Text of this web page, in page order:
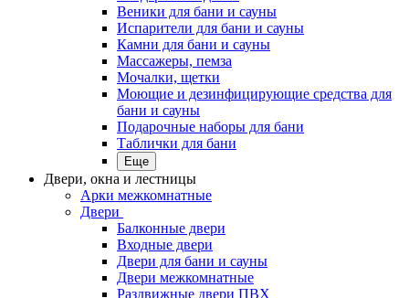
Веники для бани и сауны
Испарители для бани и сауны
Камни для бани и сауны
Массажеры, пемза
Мочалки, щетки
Моющие и дезинфицирующие средства для
бани и сауны
Подарочные наборы для бани
Таблички для бани
Еще
Двери, окна и лестницы
Арки межкомнатные
Двери
Балконные двери
Входные двери
Двери для бани и сауны
Двери межкомнатные
Раздвижные двери ПВХ